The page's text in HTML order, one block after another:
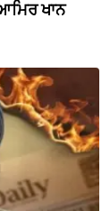
ਖਾਨ